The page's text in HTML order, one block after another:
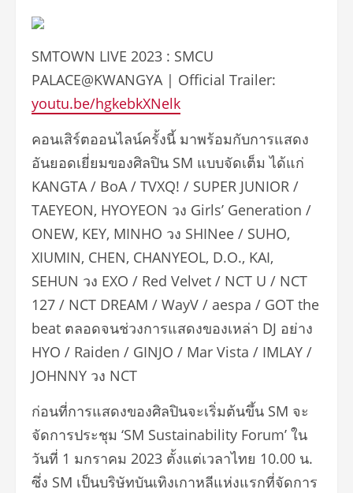
SMTOWN LIVE 2023 : SMCU
PALACE@KWANGYA | Official Trailer:
youtu.be/hgkebkXNelk
คอนเสิร์ตออนไลน์ครั้งนี้ มาพร้อมกับการแสดง
อันยอดเยี่ยมของศิลปิน SM แบบจัดเต็ม ได้แก่
KANGTA / BoA / TVXQ! / SUPER JUNIOR /
TAEYEON, HYOYEON วง Girls’ Generation /
ONEW, KEY, MINHO วง SHINee / SUHO,
XIUMIN, CHEN, CHANYEOL, D.O., KAI,
SEHUN วง EXO / Red Velvet / NCT U / NCT
127 / NCT DREAM / WayV / aespa / GOT the
beat ตลอดจนช่วงการแสดงของเหล่า DJ อย่าง
HYO / Raiden / GINJO / Mar Vista / IMLAY /
JOHNNY วง NCT
ก่อนที่การแสดงของศิลปินจะเริ่มต้นขึ้น SM จะ
จัดการประชุม ‘SM Sustainability Forum’ ใน
วันที่ 1 มกราคม 2023 ตั้งแต่เวลาไทย 10.00 น.
ซึ่ง SM เป็นบริษัทบันเทิงเกาหลีแห่งแรกที่จัดการ